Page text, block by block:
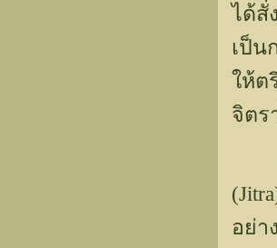
ได้สั่
เป็น
ให้ต
จิต
ญี่ปุ่
อย่